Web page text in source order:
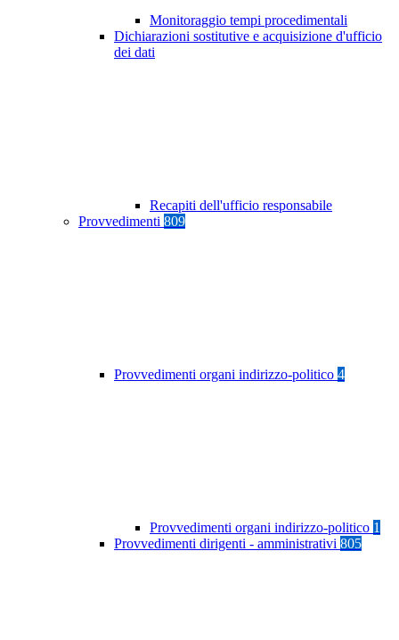
Monitoraggio tempi procedimentali
Dichiarazioni sostitutive e acquisizione d'ufficio
dei dati
Recapiti dell'ufficio responsabile
Provvedimenti 809
Provvedimenti organi indirizzo-politico 4
Provvedimenti organi indirizzo-politico 1
Provvedimenti dirigenti - amministrativi 805